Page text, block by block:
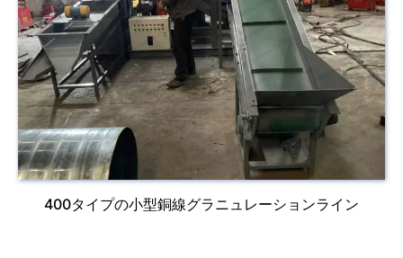
400タイプの小型銅線グラニュレーションライン